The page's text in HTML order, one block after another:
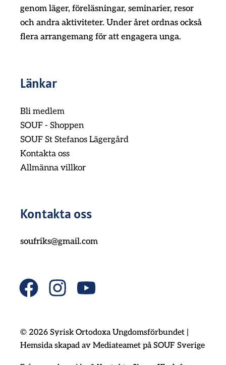
genom läger, föreläsningar, seminarier, resor
och andra aktiviteter. Under året ordnas också
flera arrangemang för att engagera unga.
Länkar
Bli medlem
SOUF - Shoppen
SOUF St Stefanos Lägergård
Kontakta oss
Allmänna villkor
Kontakta oss
soufriks@gmail.com
F
a
e
b
I
n
t
a
Y
t
u
© 2026 Syrisk Ortodoxa Ungdomsförbundet |
Hemsida skapad av Mediateamet på SOUF Sverige